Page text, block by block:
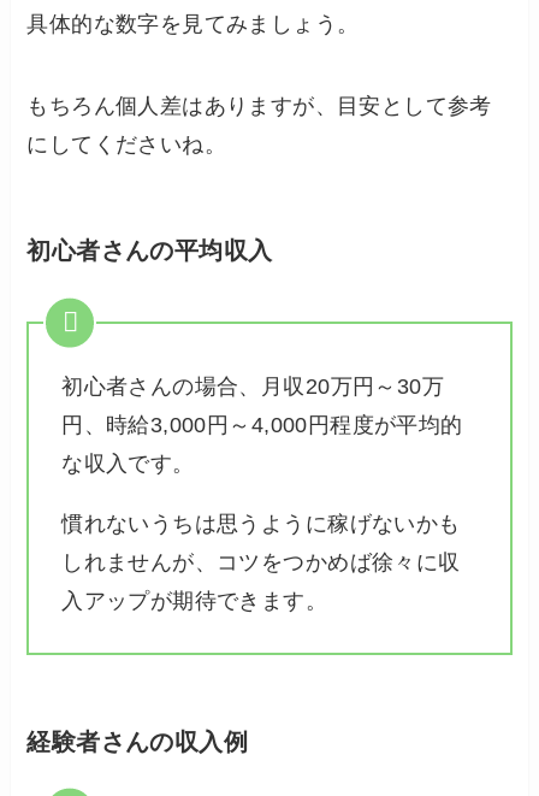
具体的な数字を見てみましょう。
もちろん個人差はありますが、目安として参考
にしてくださいね。
初心者さんの平均収入
初心者さんの場合、月収20万円～30万
円、時給3,000円～4,000円程度が平均的
な収入です。
慣れないうちは思うように稼げないかも
しれませんが、コツをつかめば徐々に収
入アップが期待できます。
経験者さんの収入例